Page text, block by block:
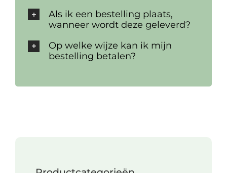
Als ik een bestelling plaats,
wanneer wordt deze geleverd?
Op welke wijze kan ik mijn
bestelling betalen?